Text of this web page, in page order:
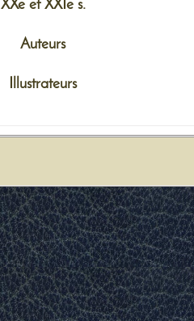
XXe et XXIe s.
Auteurs
Illustrateurs